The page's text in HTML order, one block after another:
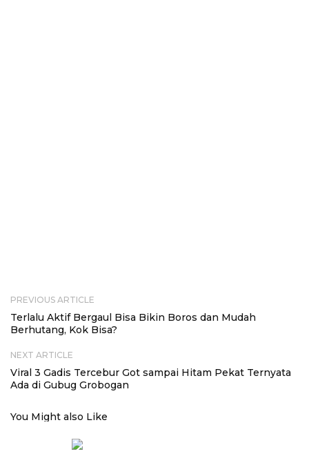
PREVIOUS ARTICLE
Terlalu Aktif Bergaul Bisa Bikin Boros dan Mudah
Berhutang, Kok Bisa?
NEXT ARTICLE
Viral 3 Gadis Tercebur Got sampai Hitam Pekat Ternyata
Ada di Gubug Grobogan
You Might also Like